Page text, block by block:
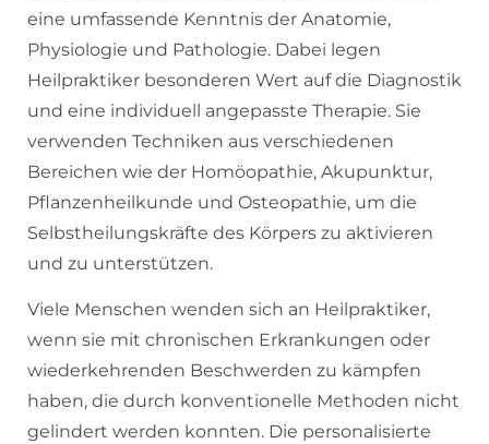
eine umfassende Kenntnis der Anatomie,
Physiologie und Pathologie. Dabei legen
Heilpraktiker besonderen Wert auf die Diagnostik
und eine individuell angepasste Therapie. Sie
verwenden Techniken aus verschiedenen
Bereichen wie der Homöopathie, Akupunktur,
Pflanzenheilkunde und Osteopathie, um die
Selbstheilungskräfte des Körpers zu aktivieren
und zu unterstützen.
Viele Menschen wenden sich an Heilpraktiker,
wenn sie mit chronischen Erkrankungen oder
wiederkehrenden Beschwerden zu kämpfen
haben, die durch konventionelle Methoden nicht
gelindert werden konnten. Die personalisierte